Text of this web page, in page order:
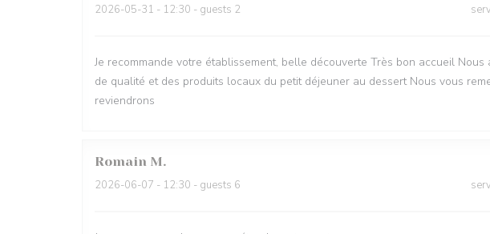
2026-05-31 - 12:30 - guests 2
Je recommande votre établissement, belle découverte Très bon accueil
de qualité et des produits locaux du petit déjeuner au dessert Nous vous
reviendrons
Romain M
2026-06-07 - 12:30 - guests 6